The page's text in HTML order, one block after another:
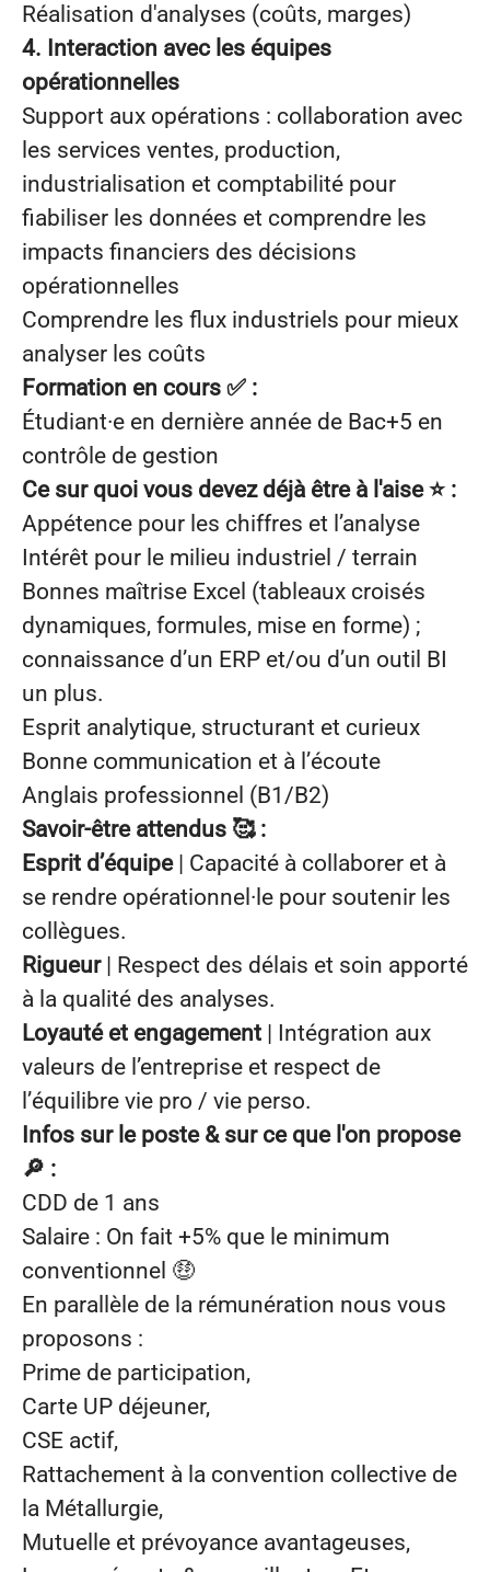
Réalisation d'analyses (coûts, marges)
4. Interaction avec les équipes
opérationnelles
Support aux opérations : collaboration avec
les services ventes, production,
industrialisation et comptabilité pour
fiabiliser les données et comprendre les
impacts financiers des décisions
opérationnelles
Comprendre les flux industriels pour mieux
analyser les coûts
Formation en cours ✅ :
Étudiant·e en dernière année de Bac+5 en
contrôle de gestion
Ce sur quoi vous devez déjà être à l'aise⭐ :
Appétence pour les chiffres et l’analyse
Intérêt pour le milieu industriel / terrain
Bonnes maîtrise Excel (tableaux croisés
dynamiques, formules, mise en forme) ;
connaissance d’un ERP et/ou d’un outil BI
un plus.
Esprit analytique, structurant et curieux
Bonne communication et à l’écoute
Anglais professionnel (B1/B2)
Savoir-être attendus 🥰:
Esprit d’équipe| Capacité à collaborer et à
se rendre opérationnel·le pour soutenir les
collègues.
Rigueur| Respect des délais et soin apporté
à la qualité des analyses.
Loyauté et engagement | Intégration aux
valeurs de l’entreprise et respect de
l’équilibre vie pro / vie perso.
Infos sur le poste & sur ce que l'on propose
🔎 :
CDD de 1 ans
Salaire : On fait +5% que le minimum
conventionnel 🤑
En parallèle de la rémunération nous vous
proposons :
Prime de participation,
Carte UP déjeuner,
CSE actif,
Rattachement à la convention collective de
la Métallurgie,
Mutuelle et prévoyance avantageuses,